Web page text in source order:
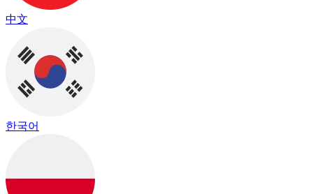
中文
한국어